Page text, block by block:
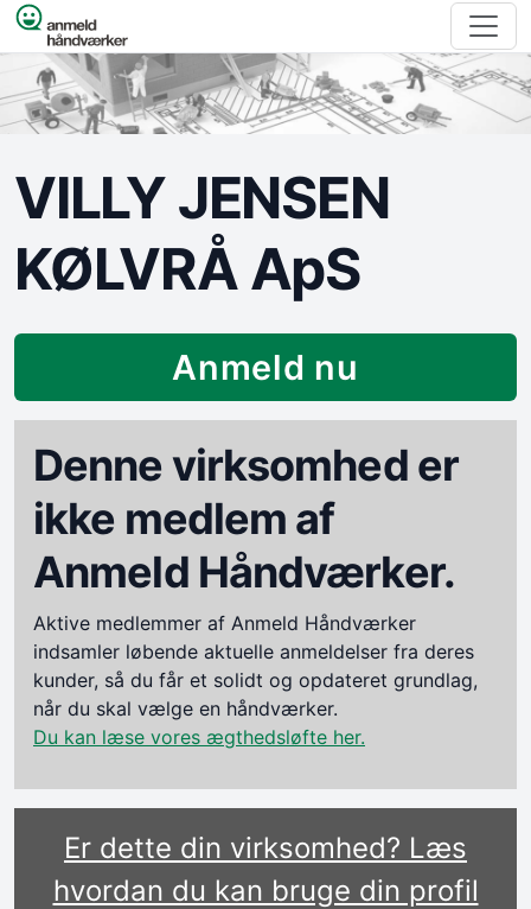
Spring til indhold
VILLY JENSEN
KØLVRÅ ApS
Anmeld nu
Denne virksomhed er
ikke medlem af
Anmeld Håndværker.
Aktive medlemmer af Anmeld Håndværker
indsamler løbende aktuelle anmeldelser fra deres
kunder, så du får et solidt og opdateret grundlag,
når du skal vælge en håndværker.
Du kan læse vores ægthedsløfte her.
Er dette din virksomhed? Læs
hvordan du kan bruge din profil